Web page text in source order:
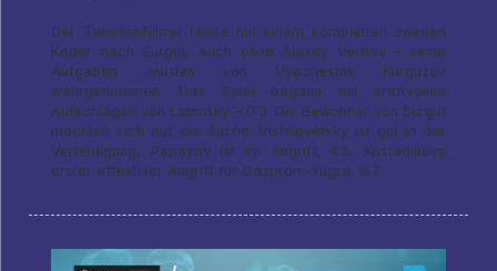
Der Tabellenführer reiste mit einem kompletten zweiten
Kader nach Surgut, auch ohne Alexey Verbov – seine
Aufgaben wurden von Vyacheslav Kurguzov
wahrgenommen. Das Spiel begann mit kraftvollen
Aufschlägen von Labinsky – 0:3. Die Bewohner von Surgut
machten sich auf die Suche: Vishnevetsky ist gut in der
Verteidigung, Papazov ist im Angriff, 4:5. Kostadinovs
erster effektiver Angriff für Gazprom-Yugra, 6:7.